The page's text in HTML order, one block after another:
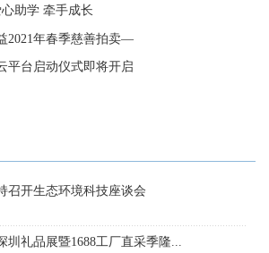
心助学 牵手成长
2021年春季慈善拍卖—
平台启动仪式即将开启
召开生态环境科技座谈会
圳礼品展暨1688工厂直采季隆...